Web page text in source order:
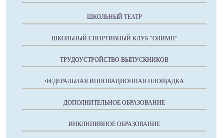
ШКОЛЬНЫЙ ТЕАТР
ШКОЛЬНЫЙ СПОРТИВНЫЙ КЛУБ "ОЛИМП"
ТРУДОУСТРОЙСТВО ВЫПУСКНИКОВ
ФЕДЕРАЛЬНАЯ ИННОВАЦИОННАЯ ПЛОЩАДКА
ДОПОЛНИТЕЛЬНОЕ ОБРАЗОВАНИЕ
ИНКЛЮЗИВНОЕ ОБРАЗОВАНИЕ